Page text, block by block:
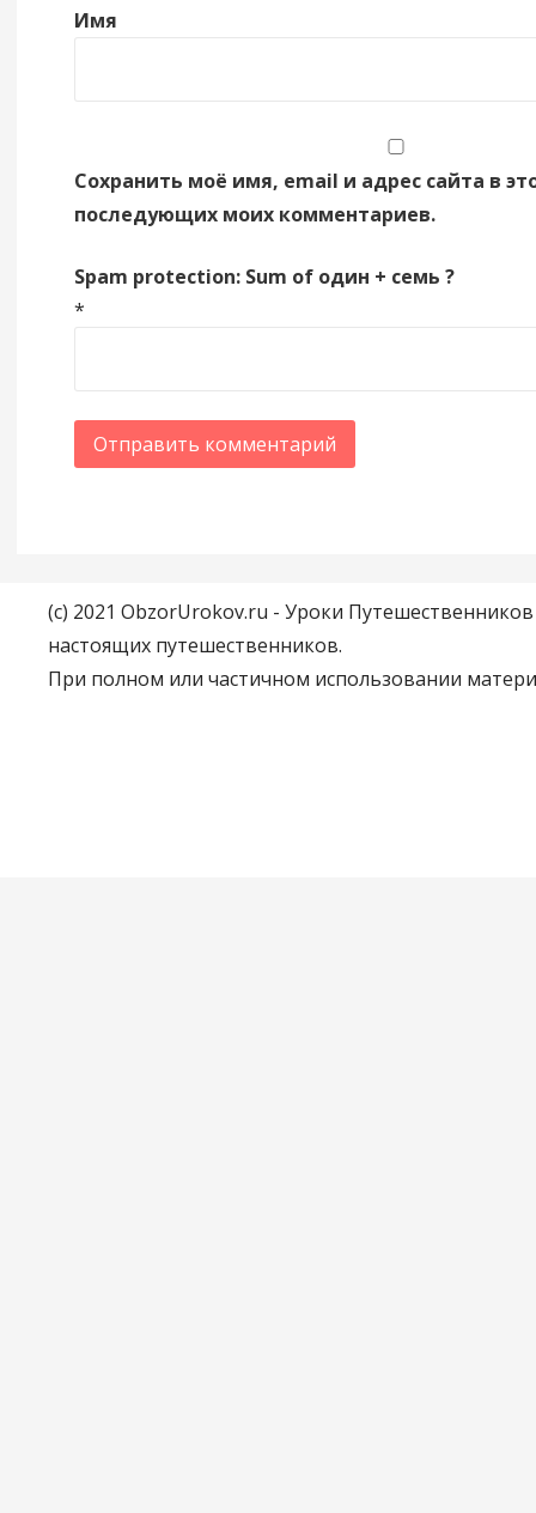
Имя
Сохранить моё имя, email и адрес сайта в
последующих моих комментариев.
Spam protection: Sum of один + семь ?
*
(c) 2021 ObzorUrokov.ru - Уроки
настоящих путешественников.
При полном или частичном использовании